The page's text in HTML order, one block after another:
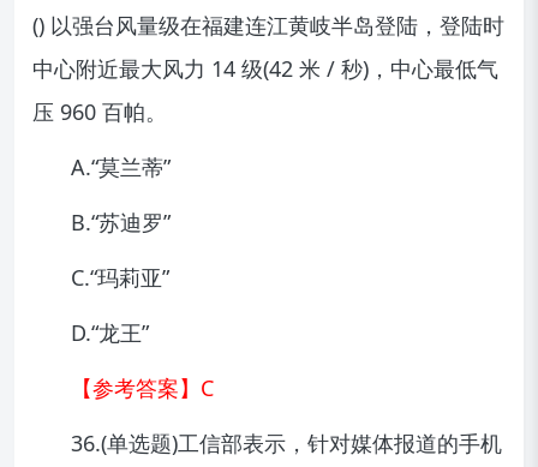
() 以强台风量级在福建连江黄岐半岛登陆，登陆时
中心附近最大风力 14 级(42 米 / 秒)，中心最低气
压 960 百帕。
A.“莫兰蒂”
B.“苏迪罗”
C.“玛莉亚”
D.“龙王”
【参考答案】C
36.(单选题)工信部表示，针对媒体报道的手机